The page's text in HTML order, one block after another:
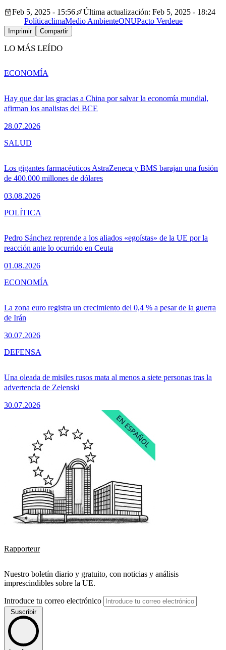
Feb 5, 2025 - 15:56
Última actualización: Feb 5, 2025 - 18:24
PolíticaclimaMedio AmbienteONUPacto Verdeue
Imprimir Compartir
LO MÁS LEÍDO
Hay que dar las gracias a China por salvar la economía mundial,
afirman los analistas del BCE
28.07.2026
ECONOMÍA
Los gigantes farmacéuticos AstraZeneca y BMS barajan una fusión
de 400.000 millones de dólares
03.08.2026
SALUD
Pedro Sánchez reprende a los aliados «egoístas» de la UE por la
reacción ante lo ocurrido en Ceuta
01.08.2026
POLÍTICA
La zona euro registra un crecimiento del 0,4 % a pesar de la guerra
de Irán
30.07.2026
ECONOMÍA
Una oleada de misiles rusos mata al menos a siete personas tras la
advertencia de Zelenski
30.07.2026
DEFENSA
Rapporteur
Nuestro boletín diario y gratuito, con noticias y análisis
imprescindibles sobre la UE.
Introduce tu correo electrónico
Suscribir